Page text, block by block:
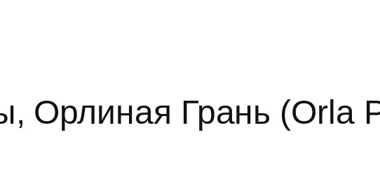
Орлиная Грань (Orla